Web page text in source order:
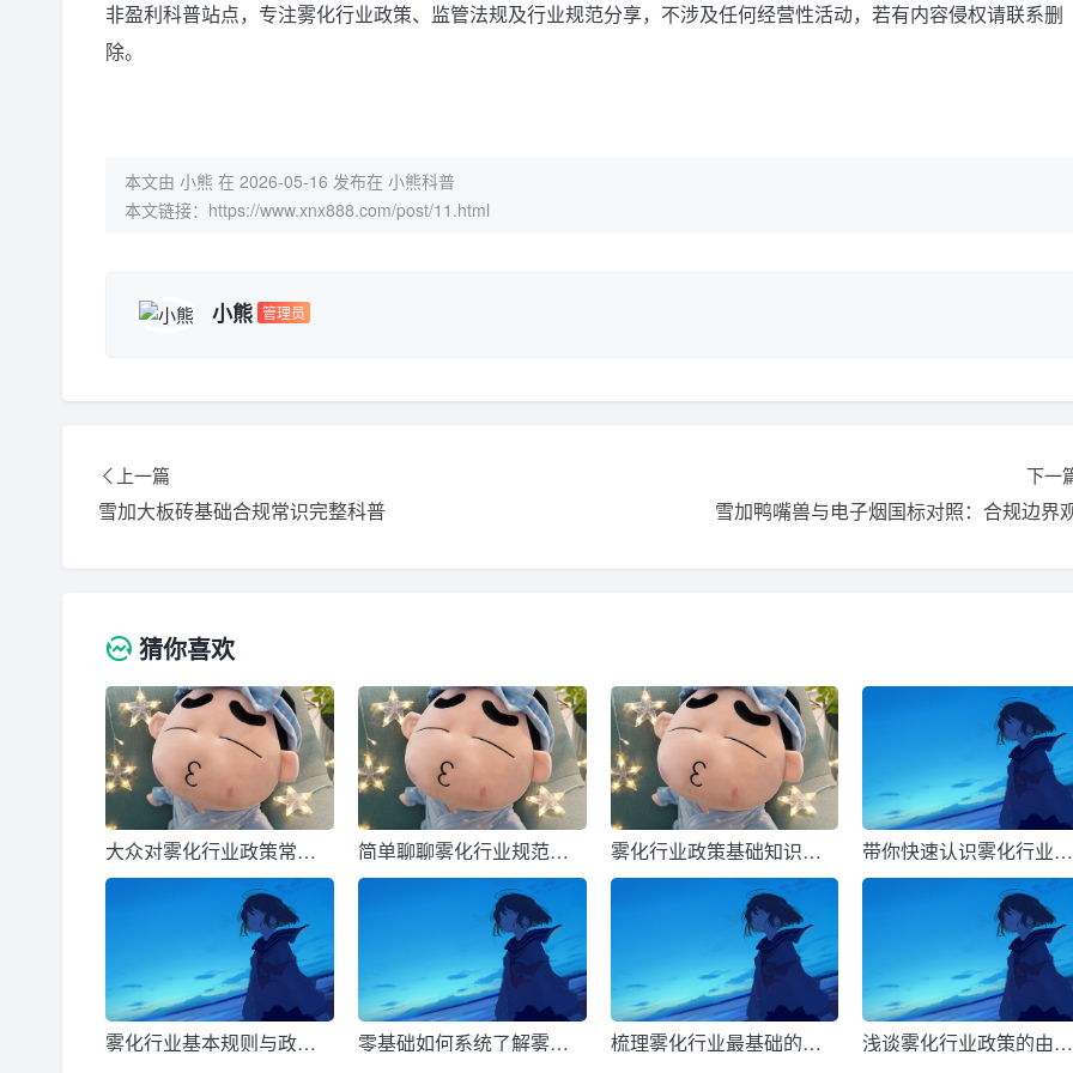
非盈利科普站点，专注雾化行业政策、监管法规及行业规范分享，不涉及任何经营性活动，若有内容侵权请联系删
除。
本文由 小熊 在 2026-05-16 发布在 小熊科普
本文链接： https://www.xnx888.com/post/11.html
小熊 管理员
上一篇
雪加大板砖基础合规常识完整科普
下一
雪加鸭嘴兽与电子烟国标对照：合规边界
猜你喜欢
大众对雾化行业政策常见
误区解析
简单聊聊雾化行业规范化
相关政策
雾化行业政策基础知识全
面整理
带你快速认识雾化行业相
关政策
雾化行业基本规则与政策
零基础如何系统了解雾化
梳理雾化行业最基础的政
浅谈雾化行业政策的由来